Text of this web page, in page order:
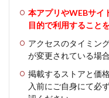
本アプリやWEBサイ
目的で利用すること
アクセスのタイミン
が変更されている場
掲載するストアと価
入前にご自身にて必